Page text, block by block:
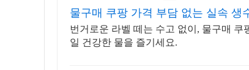
물구매 쿠팡 가격 부담 없는 실속 생
번거로운 라벨 떼는 수고 없이, 물구매
일 건강한 물을 즐기세요.